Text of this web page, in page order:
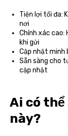
Tiện lợi tối đa:
nơi
Chính xác
khi gửi
Cập nhật minh
Sẵn sàng cho
cập nhật
Ai có
này?